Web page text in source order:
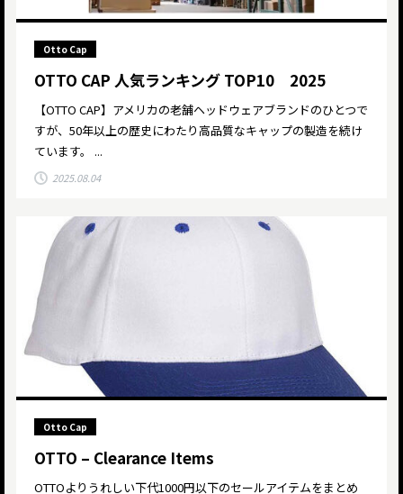
Otto Cap
OTTO CAP 人気ランキング TOP10 2025
【OTTO CAP】アメリカの老舗ヘッドウェアブランドのひとつで
すが、50年以上の歴史にわたり高品質なキャップの製造を続け
ています。 ...
2025.08.04
Otto Cap
OTTO – Clearance Items
OTTOよりうれしい下代1000円以下のセールアイテムをまとめ